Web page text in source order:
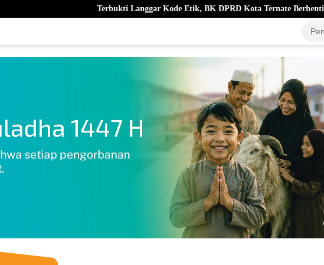
Terbukti Langgar Kode Etik, BK DPRD Kota Ternate Berhentikan Nurjaya Hi. Ibrahim